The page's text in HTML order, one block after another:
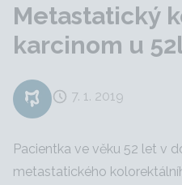
Metastatický
karcinom u
7. 1. 2019
Pacientka ve věku 52 let v
metastatického